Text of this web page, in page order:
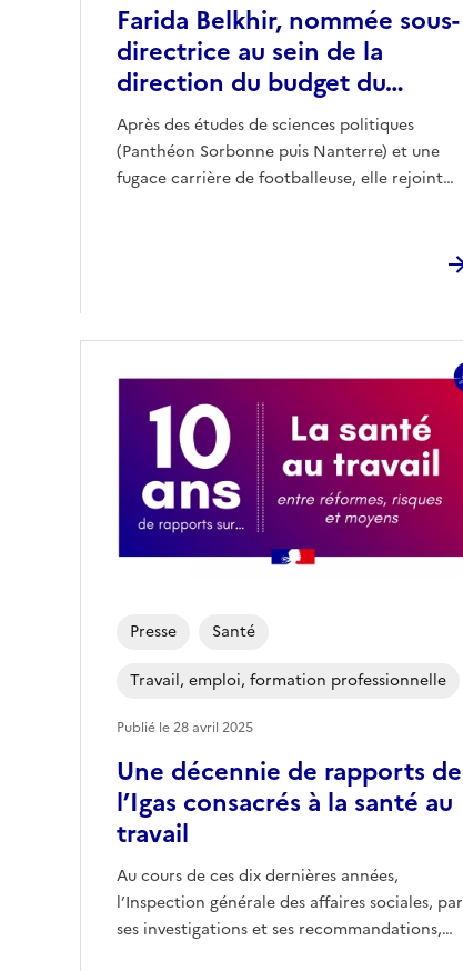
Farida Belkhir, nommée sous-
directrice au sein de la
direction du budget du…
Après des études de sciences politiques
(Panthéon Sorbonne puis Nanterre) et une
fugace carrière de footballeuse, elle rejoint…
Une décennie de rapports de
l’Igas consacrés à la santé au
travail
Au cours de ces dix dernières années,
l’Inspection générale des affaires sociales, par
ses investigations et ses recommandations,…
Presse Santé
Travail, emploi, formation professionnelle
Publié le28 avril 2025